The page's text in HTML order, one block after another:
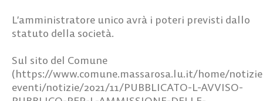
L’amministratore unico avrà i poteri previsti dallo
statuto della società.
Sul sito del Comune
(https://www.comune.massarosa.lu.it/home/
eventi/notizie/2021/11/PUBBLICATO-L-AVVISO-